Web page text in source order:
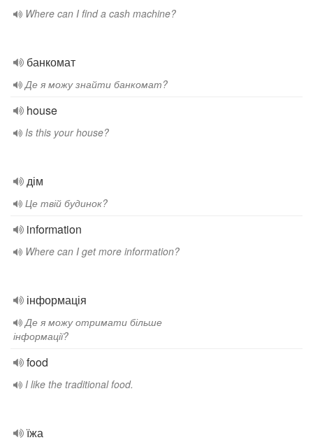
Where can I find a cash machine?
банкомат
Де я можу знайти банкомат?
house
Is this your house?
дім
Це твій будинок?
information
Where can I get more information?
інформація
Де я можу отримати більше
інформації?
food
I like the traditional food.
їжа